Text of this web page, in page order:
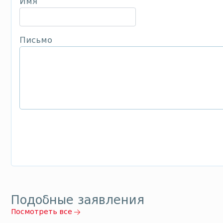
Письмо
Подобные заявления
Посмотреть все